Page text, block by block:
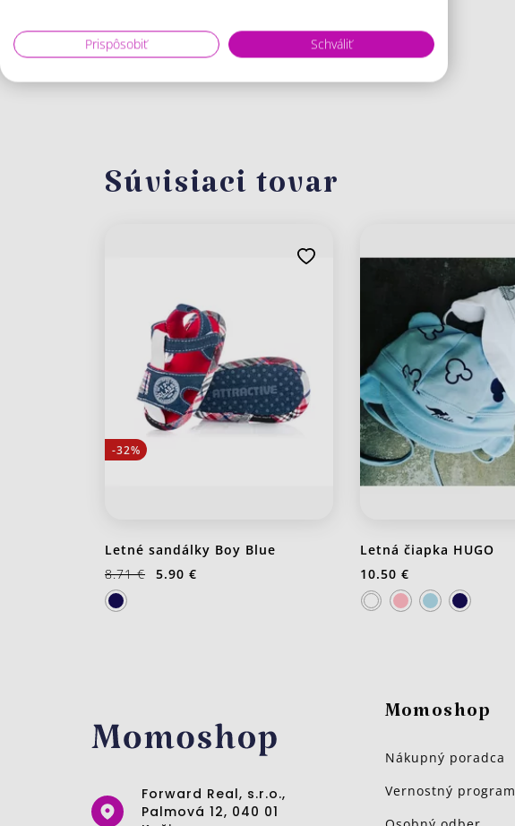
Súvisiaci tovar
-32%
Letné sandálky Boy Blue
8.71 €
5.90 €
Letná čiapka HUGO
10.50 €
Forward Real, s.r.o.,
Palmová 12, 040 01
Momoshop
Nákupný poradca
Vernostný program
Prispôsobiť Schváliť